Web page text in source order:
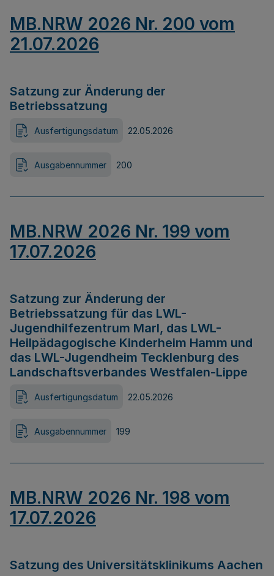
MB.NRW 2026 Nr. 200 vom
21.07.2026
Satzung zur Änderung der
Betriebssatzung
Ausfertigungsdatum 22.05.2026
Ausgabennummer 200
MB.NRW 2026 Nr. 199 vom
17.07.2026
Satzung zur Änderung der
Betriebssatzung für das LWL-
Jugendhilfezentrum Marl, das LWL-
Heilpädagogische Kinderheim Hamm und
das LWL-Jugendheim Tecklenburg des
Landschaftsverbandes Westfalen-Lippe
Ausfertigungsdatum 22.05.2026
Ausgabennummer 199
MB.NRW 2026 Nr. 198 vom
17.07.2026
Satzung des Universitätsklinikums Aachen